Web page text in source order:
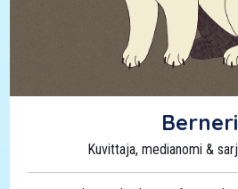
Berneri
Kuvittaja, medianomi &